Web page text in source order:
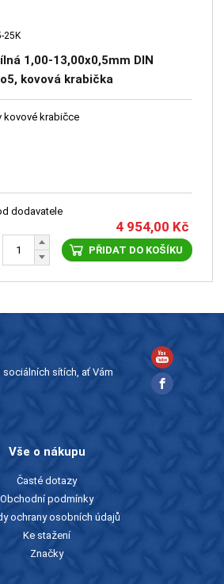
25K
1,00-13,00x0,5mm DIN
kovová krabička
kovové krabičce
dodavatele
4 954,00 Kč
PŘIDAT DO KOŠÍKU
sítích, ať Vám
Vše o nákupu
Časté dotazy
Obchodní podmínky
ochrany osobních údajů
Ke stažení
Značky